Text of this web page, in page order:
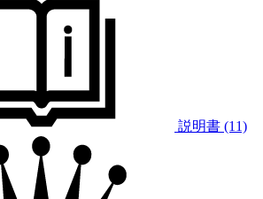
説明書 (11)